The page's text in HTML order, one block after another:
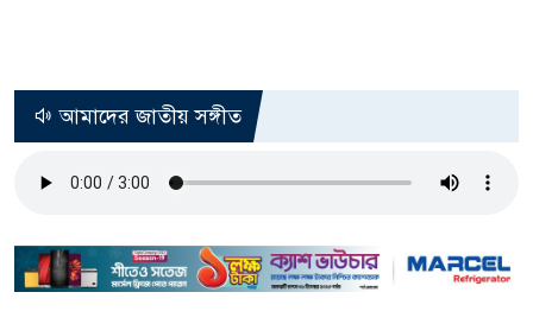
আমাদের জাতীয় সঙ্গীত